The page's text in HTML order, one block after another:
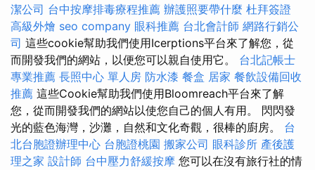
潔公司 台中按摩排毒療程推薦 辦護照要帶什麼 杜拜簽證
高級外燴 seo company 眼科推薦 台北會計師 網路行銷公
司 這些cookie幫助我們使用Icerptions平台來了解您，從
而開發我們的網站，以便您可以親自使用它。 台北記帳士
專業推薦 長照中心 單人房 防水漆 餐盒 居家 餐飲設備回收
推薦 這些Cookie幫助我們使用Bloomreach平台來了解
您，從而開發我們的網站以使您自己的個人有用。 閃閃發
光的藍色海灣，沙灘，自然和文化奇觀，很棒的廚房。 台
北台胞證辦理中心 台胞證桃園 搬家公司 眼科診所 產後護
理之家 設計師 台中壓力舒緩按摩 您可以在沒有旅行社的情